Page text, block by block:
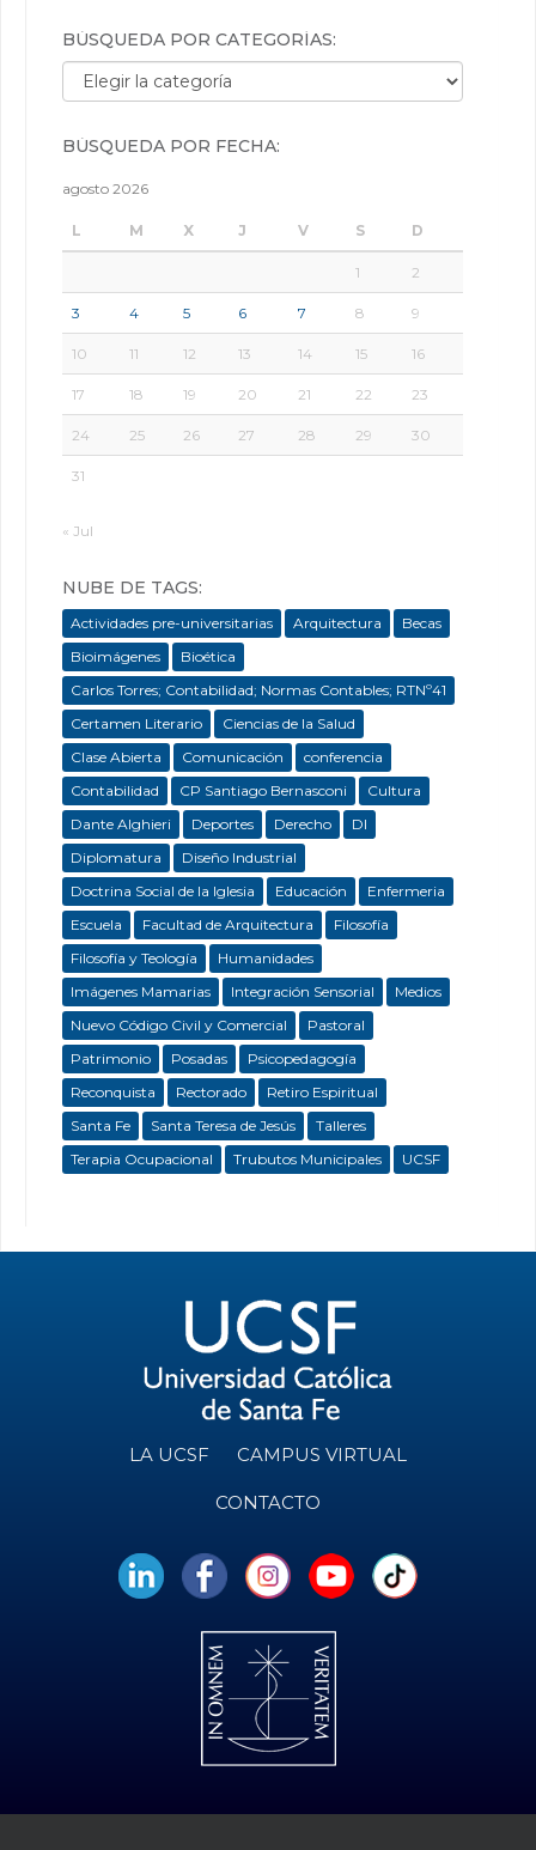
BÚSQUEDA POR CATEGORÍAS:
Búsqueda por categorías:
BÚSQUEDA POR FECHA:
agosto 2026
L M X J V S D
1 2
3 4 5 6 7 8 9
10 11 12 13 14 15 16
17 18 19 20 21 22 23
24 25 26 27 28 29 30
31
« Jul
NUBE DE TAGS:
Actividades pre-universitarias Arquitectura
Becas
Bioimágenes
Bioética
Carlos Torres; Contabilidad; Normas Contables; RTNº41
Certamen Literario
Ciencias de la Salud
Clase Abierta
Comunicación
conferencia
Contabilidad
CP Santiago Bernasconi
Cultura
Dante Alghieri
Deportes Derecho
DI
Diplomatura
Diseño Industrial
Doctrina Social de la Iglesia
Educación
Enfermeria
Escuela
Facultad de Arquitectura
Filosofía
Filosofía y Teología
Humanidades
Imágenes Mamarias
Integración Sensorial
Medios
Nuevo Código Civil y Comercial
Pastoral
Patrimonio
Posadas
Psicopedagogía
Reconquista
Rectorado
Retiro Espiritual
Santa Fe
Santa Teresa de Jesús
Talleres
Terapia Ocupacional
Trubutos Municipales UCSF
LA UCSF CAMPUS VIRTUAL
CONTACTO